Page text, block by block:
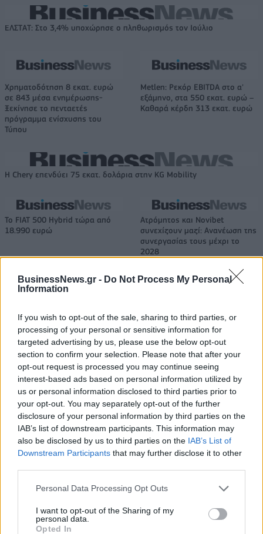
BusinessNews.gr - Do Not Process My Personal
Information
If you wish to opt-out of the sale, sharing to third parties, or
processing of your personal or sensitive information for
targeted advertising by us, please use the below opt-out
section to confirm your selection. Please note that after your
opt-out request is processed you may continue seeing
interest-based ads based on personal information utilized by
us or personal information disclosed to third parties prior to
your opt-out. You may separately opt-out of the further
disclosure of your personal information by third parties on the
IAB’s list of downstream participants. This information may
also be disclosed by us to third parties on the IAB’s List of
Downstream Participants that may further disclose it to other
Personal Data Processing Opt Outs
I want to opt-out of the Sharing of my
personal data.
Opted In
ΕΛΣΤΑΤ: Στο 3,4% υποχώρησε ο πληθωρισμός τον Ιούλιο
Χρηματοδότηση 8 εκατ. ευρώ
σε 843 μέσα ενημέρωσης-
Ξεκίνησε το πενταετές
πρόγραμμα ενίσχυσης του
Τύπου
Metlen: Ρεκόρ EBITDA στο α'
εξάμηνο, στα 550 εκατ. ευρώ –
Καθαρά κέρδη 313 εκατ. ευρώ
Η Chery επενδύει 75 εκατ. δολάρια στην KG Mobility
Το FIAT 500 Hybrid τώρα από
18.990 ευρώ
Ατρόμητος και Novibet
συνεχίζουν μαζί: Ανανέωση της
συνεργασίας τους μέχρι το
2028
Alpha Bank: Για πρώτη φορά το Αρχαίο Θέατρο Επιδαύρου άνοιξε τις
πύλες του σε όλους
ΠΕΡΙΣΣΌΤΕΡΑ ΣΕ ΑΥΤΉ ΤΗΝ ΚΑΤΗΓΟΡΊΑ